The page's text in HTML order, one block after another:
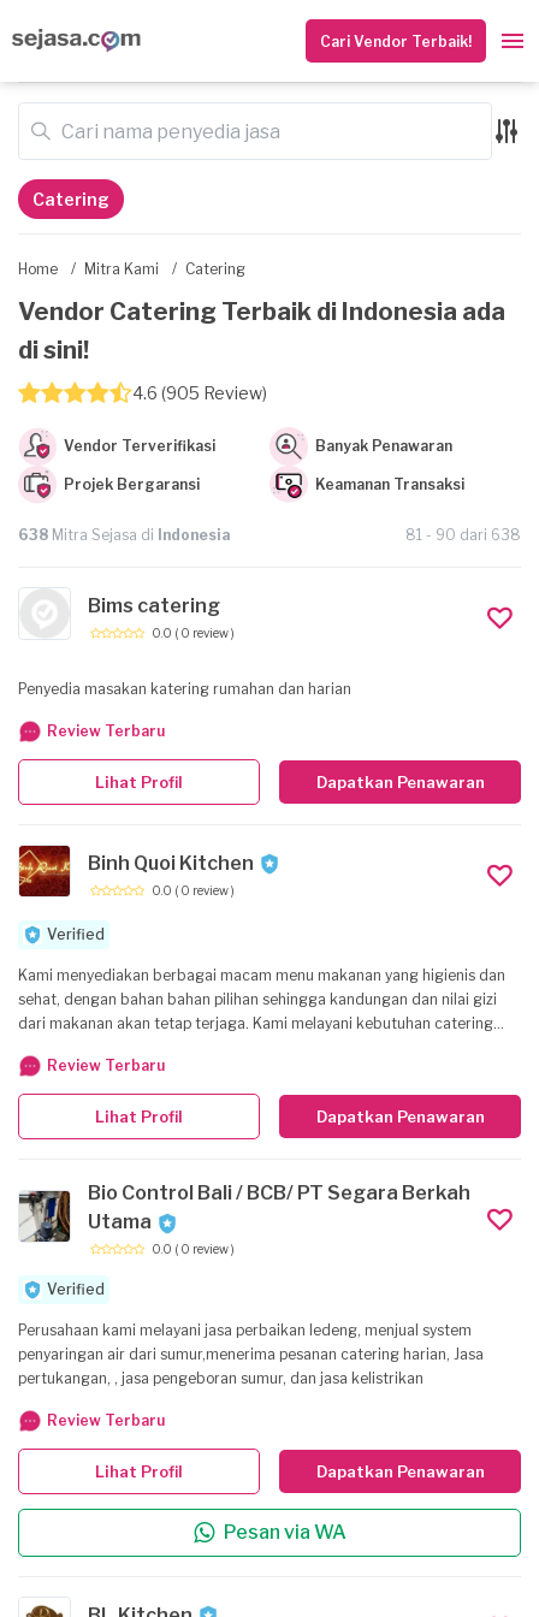
Cari Vendor Terbaik!
Home / Mitra Kami / Catering
Vendor Catering Terbaik di Indonesia ada
di sini!
4.6 (905 Review)
Vendor Terverifikasi Banyak Penawaran
Projek Bergaransi Keamanan Transaksi
638 Mitra Sejasa di Indonesia 81 - 90 dari 638
Catering
Bims catering
0.0 ( 0 review )
Penyedia masakan katering rumahan dan harian
Review Terbaru
Dapatkan Penawaran
Lihat Profil
Binh Quoi Kitchen
0.0 ( 0 review )
Verified
Kami menyediakan berbagai macam menu makanan yang higienis dan
sehat, dengan bahan bahan pilihan sehingga kandungan dan nilai gizi
dari makanan akan tetap terjaga. Kami melayani kebutuhan catering
mahasiswa/i.
Review Terbaru
Dapatkan Penawaran
Lihat Profil
Bio Control Bali / BCB/ PT Segara Berkah
Utama
0.0 ( 0 review )
Verified
Perusahaan kami melayani jasa perbaikan ledeng, menjual system
penyaringan air dari sumur,menerima pesanan catering harian, Jasa
pertukangan, , jasa pengeboran sumur, dan jasa kelistrikan
Review Terbaru
Dapatkan Penawaran
Pesan via WA
Lihat Profil